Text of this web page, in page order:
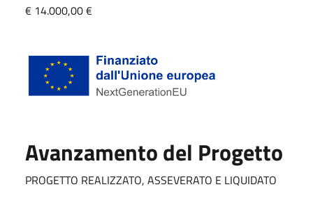
€ 14.000,00 €
Avanzamento del Progetto
PROGETTO REALIZZATO, ASSEVERATO E LIQUIDATO